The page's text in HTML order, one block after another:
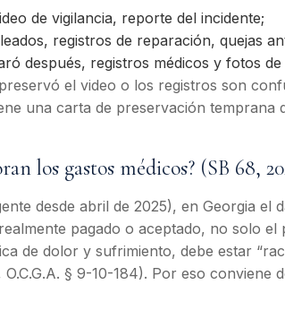
de vigilancia, reporte del incidente;
registros de reparación, quejas
después, registros médicos y fotos de
el video o los registros son
una carta de preservación temprana
los gastos médicos? (SB 68,
desde abril de 2025), en Georgia el
pagado o aceptado, no solo
de dolor y sufrimiento, debe estar
O.C.G.A. § 9-10-184). Por eso